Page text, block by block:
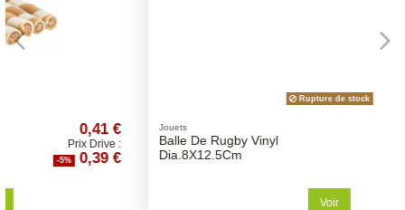
Jouets
Balle De Rugby Vinyl
Dia.8X12.5Cm